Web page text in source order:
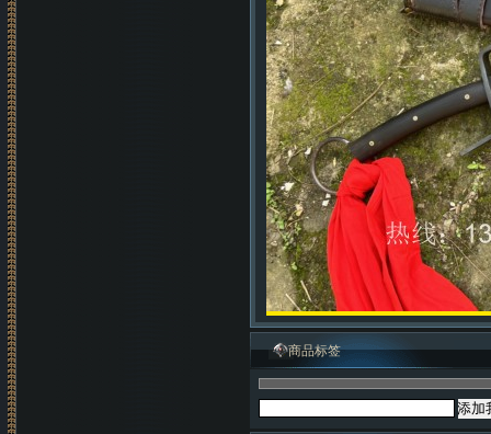
商品标签